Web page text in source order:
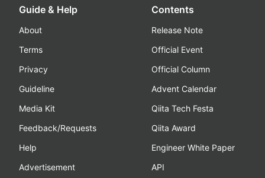
Guide & Help
About
Terms
Privacy
Guideline
Media Kit
Feedback/Requests
Help
Advertisement
Contents
Release Note
Official Event
Official Column
Advent Calendar
Qiita Tech Festa
Qiita Award
Engineer White Paper
API